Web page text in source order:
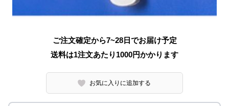
ご注文確定から7~28日でお届け予定
送料は1注文あたり 1000円かかります
お気に入りに追加する